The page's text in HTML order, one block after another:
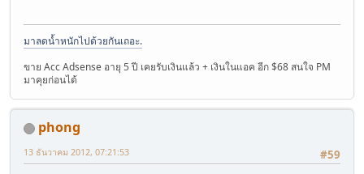
มาลดน้ำหนักไปด้วยกันเถอะ.
ขาย Acc Adsense อายุ 5 ปี เคยรับเงินแล้ว + เงินในแอค อีก $68 สนใจ PM
มาคุยก่อนได้
phong
#59
13 ธันวาคม 2012, 07:21:53